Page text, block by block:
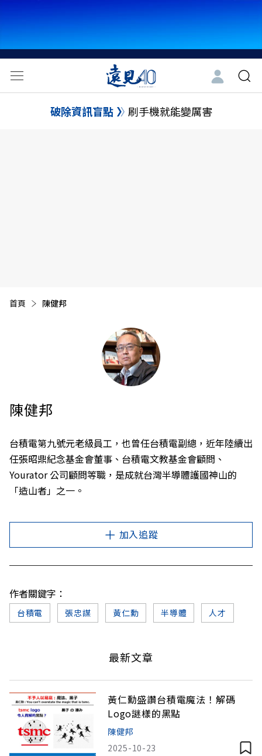
破除資訊盲點 刷手機就能變厲害
首頁 目前頁面：
陳健邦
陳健邦
台積電第九號元老級員工，也曾任台積電副總，近年陸續出
任張昭鼎紀念基金會董事、台積電文教基金會顧問、
Yourator 公司顧問等職，是成就台灣半導體護國神山的
「造山者」之一。
加入追蹤
作者關鍵字：
台積電 張忠謀 黃仁勳 半導體 人才
最新文章
黃仁勳盛讚台積電魔法！解碼
Logo謎樣的黑點
陳健邦
2025-10-23